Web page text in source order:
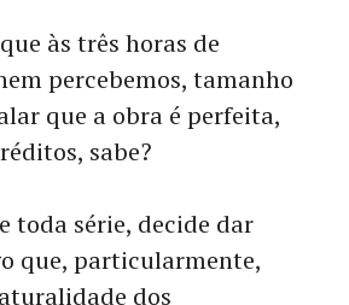
às três horas de
percebemos, tamanho
que a obra é perfeita,
sabe?
toda série, decide dar
que, particularmente,
dos